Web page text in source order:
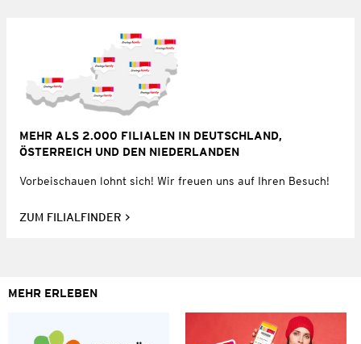
MEHR ALS 2.000 FILIALEN IN DEUTSCHLAND,
ÖSTERREICH UND DEN NIEDERLANDEN
Vorbeischauen lohnt sich! Wir freuen uns auf Ihren Besuch!
ZUM FILIALFINDER
MEHR ERLEBEN